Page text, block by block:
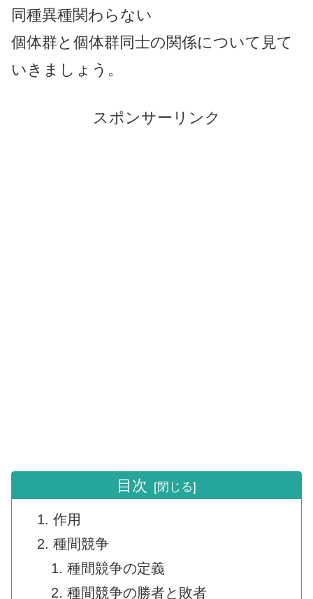
同種異種関わらない
個体群と個体群同士の関係について見て
いきましょう。
スポンサーリンク
目次
作用
種間競争
種間競争の定義
種間競争の勝者と敗者